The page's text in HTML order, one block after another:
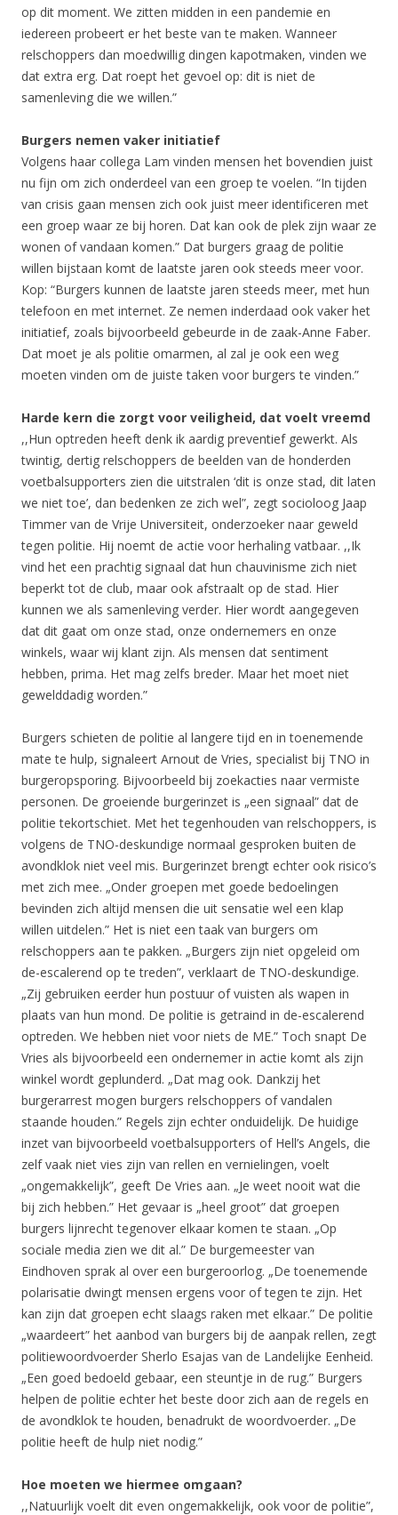
op dit moment. We zitten midden in een pandemie en
iedereen probeert er het beste van te maken. Wanneer
relschoppers dan moedwillig dingen kapotmaken, vinden we
dat extra erg. Dat roept het gevoel op: dit is niet de
samenleving die we willen.”
Burgers nemen vaker initiatief
Volgens haar collega Lam vinden mensen het bovendien juist
nu fijn om zich onderdeel van een groep te voelen. “In tijden
van crisis gaan mensen zich ook juist meer identificeren met
een groep waar ze bij horen. Dat kan ook de plek zijn waar ze
wonen of vandaan komen.” Dat burgers graag de politie
willen bijstaan komt de laatste jaren ook steeds meer voor.
Kop: “Burgers kunnen de laatste jaren steeds meer, met hun
telefoon en met internet. Ze nemen inderdaad ook vaker het
initiatief, zoals bijvoorbeeld gebeurde in de zaak-Anne Faber.
Dat moet je als politie omarmen, al zal je ook een weg
moeten vinden om de juiste taken voor burgers te vinden.”
Harde kern die zorgt voor veiligheid, dat voelt vreemd
,,Hun optreden heeft denk ik aardig preventief gewerkt. Als
twintig, dertig relschoppers de beelden van de honderden
voetbalsupporters zien die uitstralen ‘dit is onze stad, dit laten
we niet toe’, dan bedenken ze zich wel”, zegt socioloog Jaap
Timmer van de Vrije Universiteit, onderzoeker naar geweld
tegen politie. Hij noemt de actie voor herhaling vatbaar. ,,Ik
vind het een prachtig signaal dat hun chauvinisme zich niet
beperkt tot de club, maar ook afstraalt op de stad. Hier
kunnen we als samenleving verder. Hier wordt aangegeven
dat dit gaat om onze stad, onze ondernemers en onze
winkels, waar wij klant zijn. Als mensen dat sentiment
hebben, prima. Het mag zelfs breder. Maar het moet niet
gewelddadig worden.”
Burgers schieten de politie al langere tijd en in toenemende
mate te hulp, signaleert Arnout de Vries, specialist bij TNO in
burgeropsporing. Bijvoorbeeld bij zoekacties naar vermiste
personen. De groeiende burgerinzet is „een signaal” dat de
politie tekortschiet. Met het tegenhouden van relschoppers, is
volgens de TNO-deskundige normaal gesproken buiten de
avondklok niet veel mis. Burgerinzet brengt echter ook risico’s
met zich mee. „Onder groepen met goede bedoelingen
bevinden zich altijd mensen die uit sensatie wel een klap
willen uitdelen.” Het is niet een taak van burgers om
relschoppers aan te pakken. „Burgers zijn niet opgeleid om
de-escalerend op te treden”, verklaart de TNO-deskundige.
„Zij gebruiken eerder hun postuur of vuisten als wapen in
plaats van hun mond. De politie is getraind in de-escalerend
optreden. We hebben niet voor niets de ME.” Toch snapt De
Vries als bijvoorbeeld een ondernemer in actie komt als zijn
winkel wordt geplunderd. „Dat mag ook. Dankzij het
burgerarrest mogen burgers relschoppers of vandalen
staande houden.” Regels zijn echter onduidelijk. De huidige
inzet van bijvoorbeeld voetbalsupporters of Hell’s Angels, die
zelf vaak niet vies zijn van rellen en vernielingen, voelt
„ongemakkelijk”, geeft De Vries aan. „Je weet nooit wat die
bij zich hebben.” Het gevaar is „heel groot” dat groepen
burgers lijnrecht tegenover elkaar komen te staan. „Op
sociale media zien we dit al.” De burgemeester van
Eindhoven sprak al over een burgeroorlog. „De toenemende
polarisatie dwingt mensen ergens voor of tegen te zijn. Het
kan zijn dat groepen echt slaags raken met elkaar.” De politie
„waardeert” het aanbod van burgers bij de aanpak rellen, zegt
politiewoordvoerder Sherlo Esajas van de Landelijke Eenheid.
„Een goed bedoeld gebaar, een steuntje in de rug.” Burgers
helpen de politie echter het beste door zich aan de regels en
de avondklok te houden, benadrukt de woordvoerder. „De
politie heeft de hulp niet nodig.”
Hoe moeten we hiermee omgaan?
,,Natuurlijk voelt dit even ongemakkelijk, ook voor de politie”,